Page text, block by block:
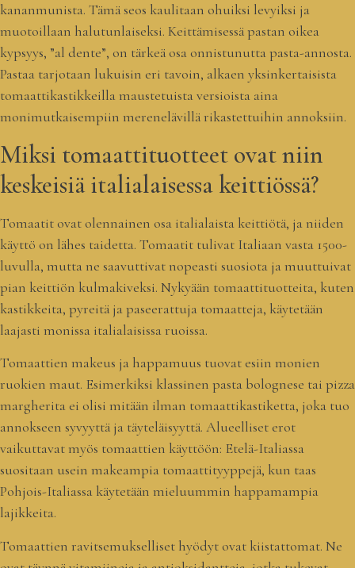
kananmunista. Tämä seos kaulitaan ohuiksi levyiksi ja
muotoillaan halutunlaiseksi. Keittämisessä pastan oikea
kypsyys, ”al dente”, on tärkeä osa onnistunutta pasta-annosta.
Pastaa tarjotaan lukuisin eri tavoin, alkaen yksinkertaisista
tomaattikastikkeilla maustetuista versioista aina
monimutkaisempiin merenelävillä rikastettuihin annoksiin.
Miksi tomaattituotteet ovat niin
keskeisiä italialaisessa keittiössä?
Tomaatit ovat olennainen osa italialaista keittiötä, ja niiden
käyttö on lähes taidetta. Tomaatit tulivat Italiaan vasta 1500-
luvulla, mutta ne saavuttivat nopeasti suosiota ja muuttuivat
pian keittiön kulmakiveksi. Nykyään tomaattituotteita, kuten
kastikkeita, pyreitä ja paseerattuja tomaatteja, käytetään
laajasti monissa italialaisissa ruoissa.
Tomaattien makeus ja happamuus tuovat esiin monien
ruokien maut. Esimerkiksi klassinen pasta bolognese tai pizza
margherita ei olisi mitään ilman tomaattikastiketta, joka tuo
annokseen syvyyttä ja täyteläisyyttä. Alueelliset erot
vaikuttavat myös tomaattien käyttöön: Etelä-Italiassa
suositaan usein makeampia tomaattityyppejä, kun taas
Pohjois-Italiassa käytetään mieluummin happamampia
lajikkeita.
Tomaattien ravitsemukselliset hyödyt ovat kiistattomat. Ne